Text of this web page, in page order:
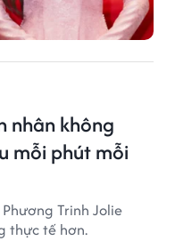
nhân không
mỗi phút mỗi
Trinh Jolie
thực tế hơn.